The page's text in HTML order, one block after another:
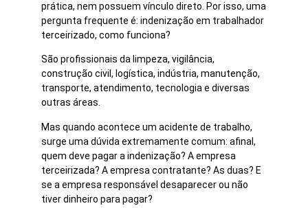
prática, nem possuem vínculo direto. Por isso, uma
pergunta frequente é: indenização em trabalhador
terceirizado, como funciona?
São profissionais da limpeza, vigilância,
construção civil, logística, indústria, manutenção,
transporte, atendimento, tecnologia e diversas
outras áreas.
Mas quando acontece um acidente de trabalho,
surge uma dúvida extremamente comum: afinal,
quem deve pagar a indenização? A empresa
terceirizada? A empresa contratante? As duas? E
se a empresa responsável desaparecer ou não
tiver dinheiro para pagar?